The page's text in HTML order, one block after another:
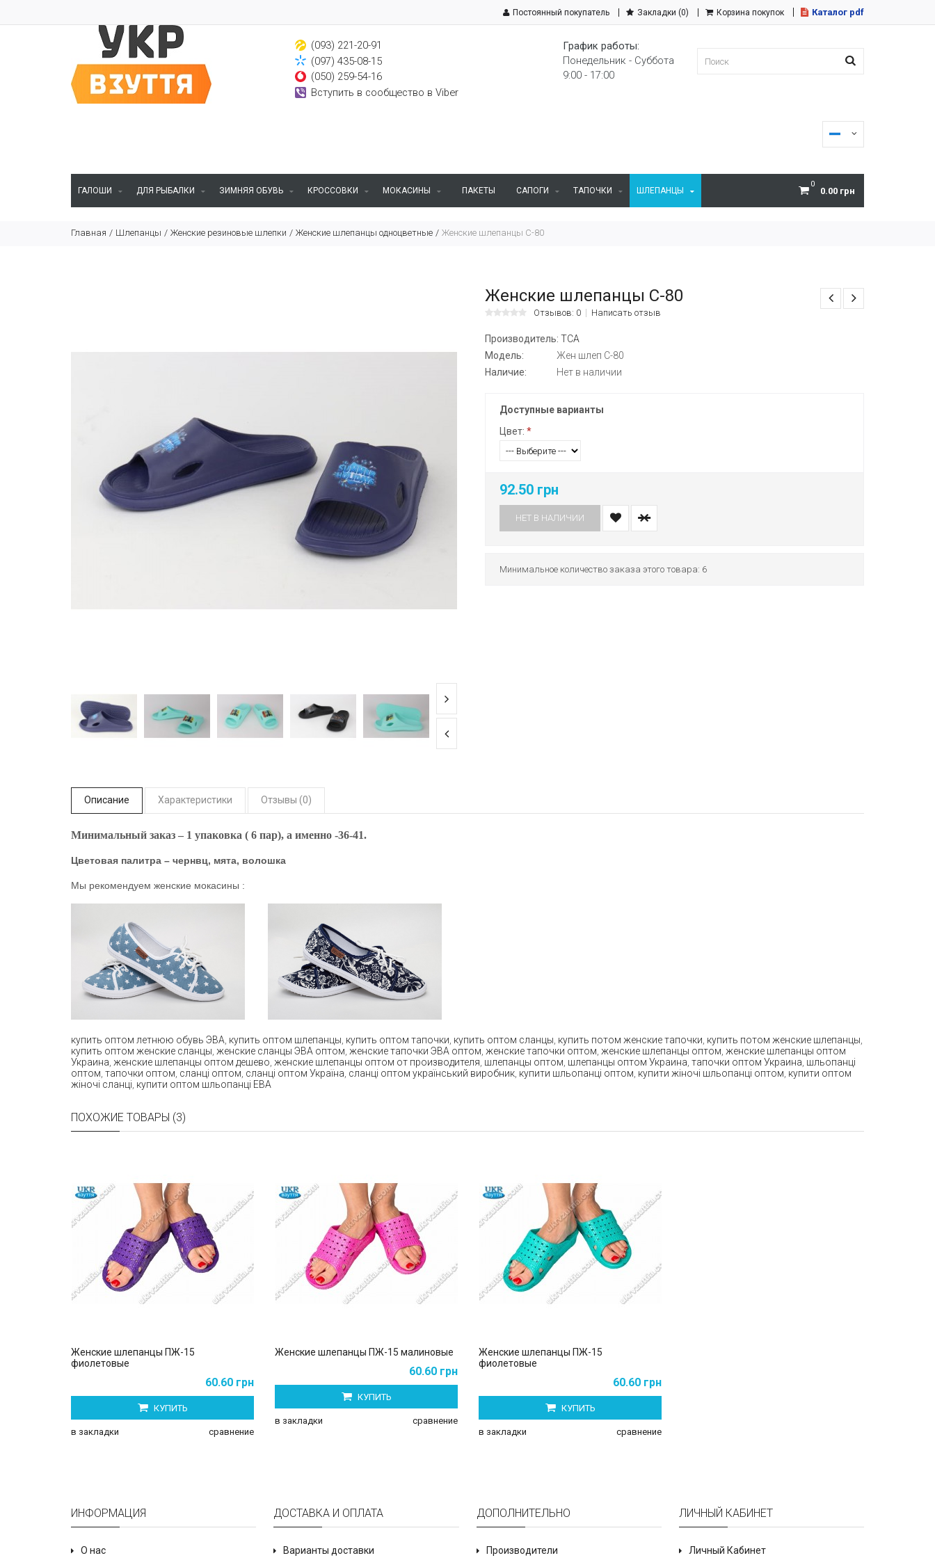
Постоянный покупатель Закладки (0) Корзина покупок Каталог pdf
(093) 221-20-91
(097) 435-08-15
(050) 259-54-16
Вступить в сообщество в Viber
График работы:
Понедельник - Суббота
9:00 - 17:00
0
0.00 грн
ГАЛОШИ ДЛЯ РЫБАЛКИ ЗИМНЯЯ ОБУВЬ КРОССОВКИ МОКАСИНЫ ПАКЕТЫ САПОГИ ТАПОЧКИ ШЛЕПАНЦЫ
Главная Шлепанцы Женские резиновые шлепки Женские шлепанцы одноцветные Женские шлепанцы С-80
Женские шлепанцы С-80
Отзывов: 0 Написать отзыв
Производитель: ТСА
Модель:
Жен шлеп С-80
Наличие:
Нет в наличии
Доступные варианты
Цвет: *
92.50 грн
НЕТ В НАЛИЧИИ
Минимальное количество заказа этого товара: 6
Описание Характеристики Отзывы (0)
Минимальный заказ – 1 упаковка ( 6 пар), а именно -36-41.
Цветовая палитра – чернвц, мята, волошка
Мы рекомендуем женские мокасины :
купить оптом летнюю обувь ЭВА купить оптом шлепанцы купить оптом тапочки купить оптом сланцы купить потом женские тапочки купить потом женские шлепанцы
купить оптом женские сланцы женские сланцы ЭВА оптом женские тапочки ЭВА оптом женские тапочки оптом женские шлепанцы оптом женские шлепанцы оптом
Украина женские шлепанцы оптом дешево женские шлепанцы оптом от производителя шлепанцы оптом шлепанцы оптом Украина тапочки оптом Украина шльопанці
оптом тапочки оптом сланці оптом сланці оптом Україна сланці оптом український виробник купити шльопанці оптом купити жіночі шльопанці оптом купити оптом
жіночі сланці купити оптом шльопанці ЕВА
ПОХОЖИЕ ТОВАРЫ (3)
Женские шлепанцы ПЖ-15
фиолетовые
60.60 грн
КУПИТЬ
в закладки сравнение
Женские шлепанцы ПЖ-15 малиновые
60.60 грн
КУПИТЬ
в закладки сравнение
Женские шлепанцы ПЖ-15
фиолетовые
60.60 грн
КУПИТЬ
в закладки сравнение
ИНФОРМАЦИЯ
О нас
ДОСТАВКА И ОПЛАТА
Варианты доставки
ДОПОЛНИТЕЛЬНО
Производители
ЛИЧНЫЙ КАБИНЕТ
Личный Кабинет